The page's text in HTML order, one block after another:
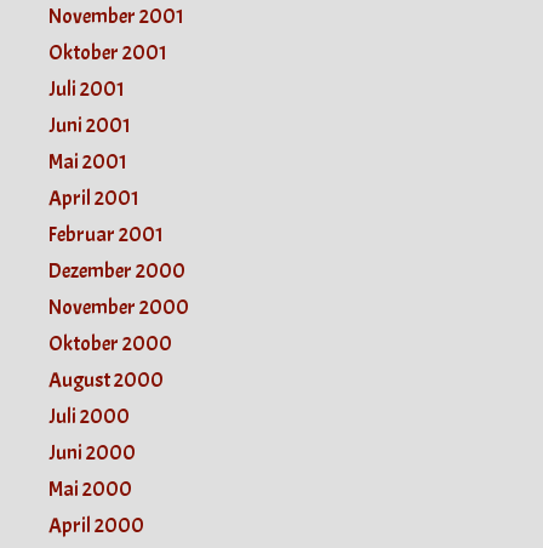
November 2001
Oktober 2001
Juli 2001
Juni 2001
Mai 2001
April 2001
Februar 2001
Dezember 2000
November 2000
Oktober 2000
August 2000
Juli 2000
Juni 2000
Mai 2000
April 2000